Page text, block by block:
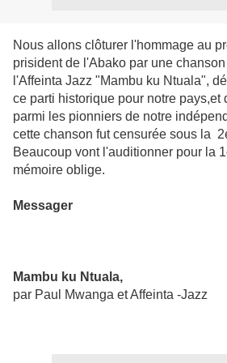
Nous allons clôturer l'hommage au
prisident de l'Abako par une
l'Affeinta Jazz "Mambu ku Ntuala",
ce parti historique pour notre pays,et
parmi les pionniers de notre
cette chanson fut censurée sous la
Beaucoup vont l'auditionner pour la
mémoire oblige.
Messager
Mambu ku Ntuala,
par Paul Mwanga et Affeinta -Jazz